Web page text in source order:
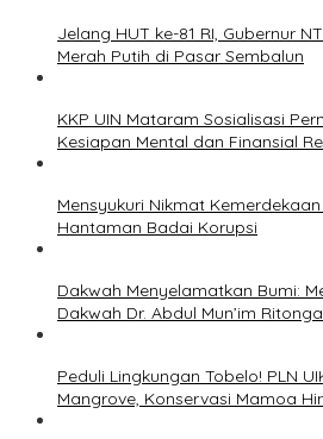
Jelang HUT ke-81 RI, Gubernur
Merah Putih di Pasar Sembalun
KKP UIN Mataram Sosialisasi
Kesiapan Mental dan Finansial
Mensyukuri Nikmat
Hantaman Badai Korupsi
Dakwah Menyelamatkan Bumi:
Dakwah Dr. Abdul Mun’im Ritonga
Peduli Lingkungan Tobelo! PLN
Mangrove, Konservasi Mamoa